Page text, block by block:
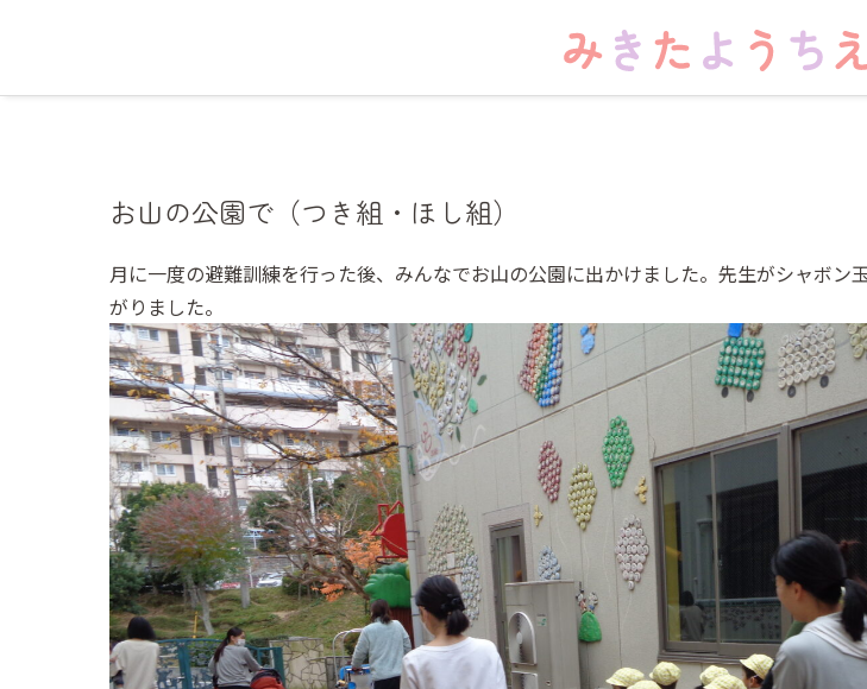
お山の公園で（つき組・ほし組）
月に一度の避難訓練を行った後、みんなでお山の公園に出かけました。先生がシャボン
がりました。